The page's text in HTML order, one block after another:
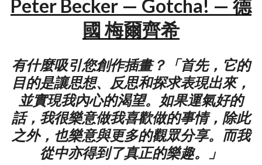
Peter Becker — Gotcha! — 德
國 梅爾齊希
有什麼吸引您創作插畫？「首先，它的
目的是讓思想、反思和探求表現出來，
並實現我內心的渴望。如果運氣好的
話，我很樂意做我喜歡做的事情，除此
之外，也樂意與更多的觀眾分享。而我
從中亦得到了真正的樂趣。」